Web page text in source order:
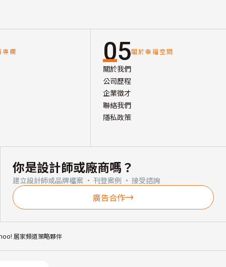
專欄 05關於幸福空間
關於我們
公司歷程
企業徵才
聯絡我們
隱私政策
你是設計師或廠商嗎？
建立設計師或品牌檔案 · 刊登案例 · 接受諮詢
廣告合作
居家頻道策略夥伴